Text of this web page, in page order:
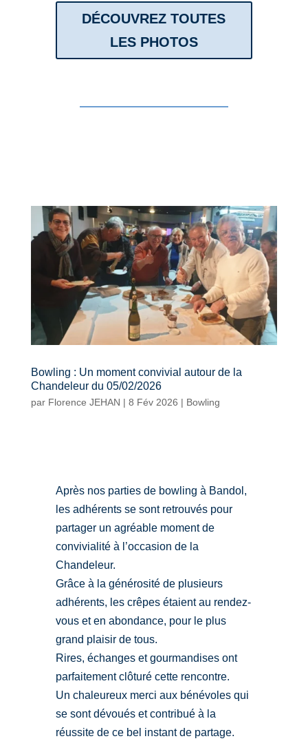
DÉCOUVREZ TOUTES
LES PHOTOS
Bowling : Un moment convivial autour de la
Chandeleur du 05/02/2026
par Florence JEHAN | 8 Fév 2026 | Bowling
Après nos parties de bowling à Bandol,
les adhérents se sont retrouvés pour
partager un agréable moment de
convivialité à l’occasion de la
Chandeleur.
Grâce à la générosité de plusieurs
adhérents, les crêpes étaient au rendez-
vous et en abondance, pour le plus
grand plaisir de tous.
Rires, échanges et gourmandises ont
parfaitement clôturé cette rencontre.
Un chaleureux merci aux bénévoles qui
se sont dévoués et contribué à la
réussite de ce bel instant de partage.